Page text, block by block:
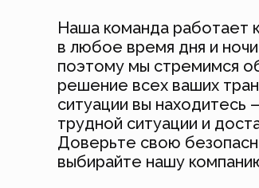
Наша команда работает
в любое время дня и
поэтому мы стремимся
решение всех ваших
ситуации вы
трудной ситуации и
Доверьте свою
выбирайте нашу